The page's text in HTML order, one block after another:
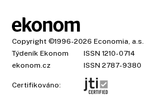
Copyright ©1996-2026 Economia, a.s.
Týdeník Ekonom
ISSN 1210-0714
ekonom.cz
ISSN 2787-9380
Certifikováno: